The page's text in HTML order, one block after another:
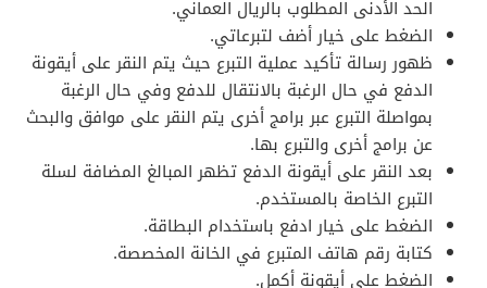
الحد الأدنى المطلوب بالريال العماني.
الضغط على خيار أضف لتبرعاتي.
ظهور رسالة تأكيد عملية التبرع حيث يتم النقر على أيقونة
الدفع في حال الرغبة بالانتقال للدفع وفي حال الرغبة
بمواصلة التبرع عبر برامج أخرى يتم النقر على موافق والبحث
عن برامج أخرى والتبرع بها.
بعد النقر على أيقونة الدفع تظهر المبالغ المضافة لسلة
التبرع الخاصة بالمستخدم.
الضغط على خيار ادفع باستخدام البطاقة.
كتابة رقم هاتف المتبرع في الخانة المخصصة.
الضغط على أيقونة أكمل.